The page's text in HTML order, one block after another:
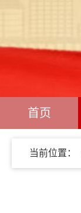
首页
当前位置：